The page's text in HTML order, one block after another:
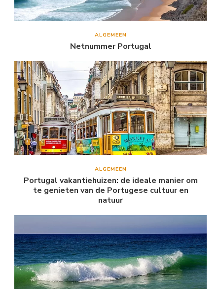
ALGEMEEN
Netnummer Portugal
ALGEMEEN
Portugal vakantiehuizen: de ideale manier om
te genieten van de Portugese cultuur en
natuur